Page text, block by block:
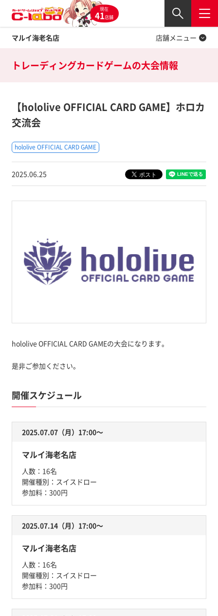
現在
41店舗
マルイ海老名店
閉じる
店舗メニュー
Twitter
トレーディングカードゲームの大会情報
【hololive OFFICIAL CARD GAME】ホロカ
交流会
hololive OFFICIAL CARD GAME
2025.06.25
hololive OFFICIAL CARD GAMEの大会になります。
是非ご参加ください。
開催スケジュール
2025.07.07（月）17:00〜
マルイ海老名店
人数： 16名
開催種別： スイスドロー
参加料： 300円
2025.07.14（月）17:00〜
マルイ海老名店
人数： 16名
開催種別： スイスドロー
参加料： 300円